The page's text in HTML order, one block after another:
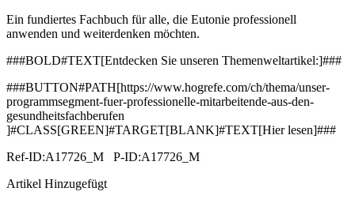
Ein fundiertes Fachbuch für alle, die Eutonie professionell
anwenden und weiterdenken möchten.
###BOLD#TEXT[Entdecken Sie unseren Themenweltartikel:]###
###BUTTON#PATH[https://www.hogrefe.com/ch/thema/unser-
programmsegment-fuer-professionelle-mitarbeitende-aus-den-
gesundheitsfachberufen
]#CLASS[GREEN]#TARGET[BLANK]#TEXT[Hier lesen]###
Ref-ID:A17726_M P-ID:A17726_M
Artikel Hinzugefügt